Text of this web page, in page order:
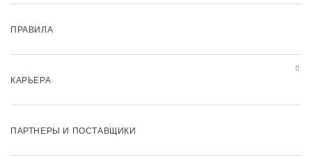
ПРАВИЛА
КАРЬЕРА
ПАРТНЕРЫ И ПОСТАВЩИКИ